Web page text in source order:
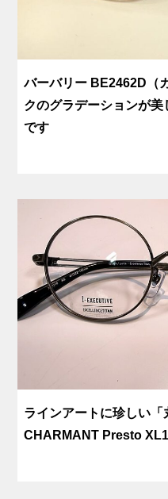
バーバリー BE2462D（
クのグラデーションが
です
ラインアートに珍しい
CHARMANT Presto